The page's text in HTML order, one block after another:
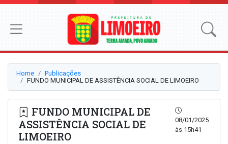
Home
Publicações
FUNDO MUNICIPAL DE ASSISTÊNCIA SOCIAL DE LIMOEIRO
FUNDO MUNICIPAL DE
ASSISTÊNCIA SOCIAL DE
LIMOEIRO
08/01/2025
às 15h41